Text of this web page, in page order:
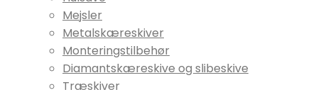
Mejsler
Metalskæreskiver
Monteringstilbehør
Diamantskæreskive og slibeskive
Træskiver